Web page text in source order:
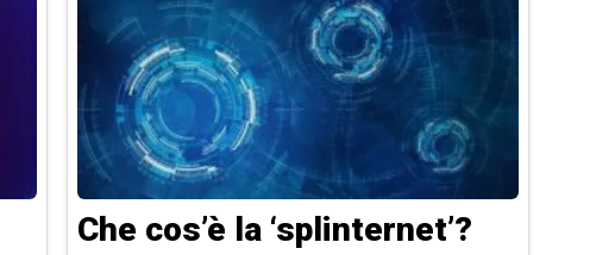
Che cos’è la ‘splinternet’?